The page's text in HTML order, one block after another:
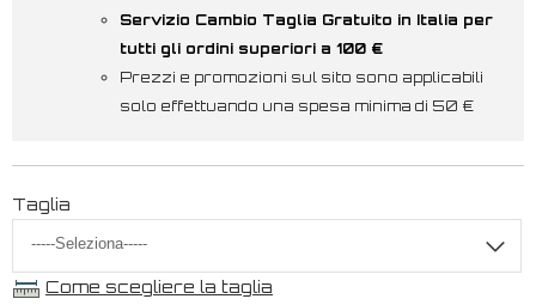
Servizio Cambio Taglia Gratuito in Italia per
tutti gli ordini superiori a 100 €
Prezzi e promozioni sul sito sono applicabili
solo effettuando una spesa minima di 50 €
Taglia
Come scegliere la taglia